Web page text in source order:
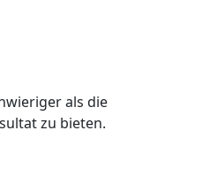
als die
zu bieten.